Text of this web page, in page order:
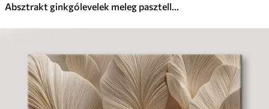
Absztrakt ginkgólevelek meleg pasztell színekben